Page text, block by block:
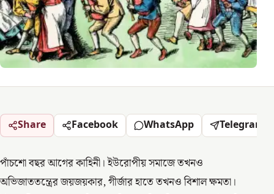
Share Facebook WhatsApp Telegram
পাঁচশো বছর আগের কাহিনী। ইউরোপীয় সমাজে তখনও
অভিজাততন্ত্রের জয়জয়কার, গীর্জার হাতে তখনও বিশাল ক্ষমতা।